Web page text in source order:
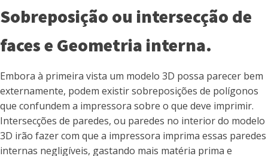
Sobreposição ou intersecção de
faces e Geometria interna.
Embora à primeira vista um modelo 3D possa parecer bem
externamente, podem existir sobreposições de polígonos
que confundem a impressora sobre o que deve imprimir.
Intersecções de paredes, ou paredes no interior do modelo
3D irão fazer com que a impressora imprima essas paredes
internas negligíveis, gastando mais matéria prima e